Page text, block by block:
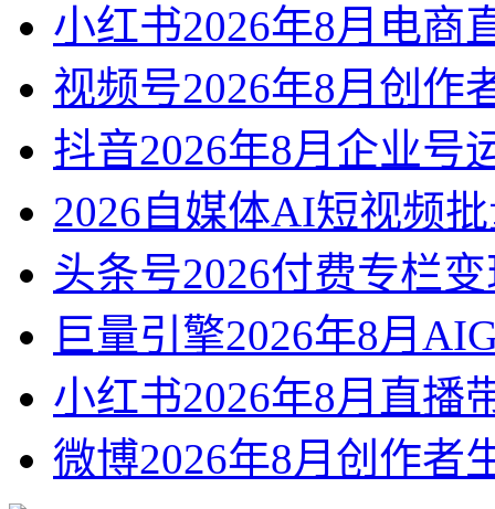
小红书2026年8月电商
视频号2026年8月创作
抖音2026年8月企业号
2026自媒体AI短视频
头条号2026付费专栏
巨量引擎2026年8月
小红书2026年8月直播
微博2026年8月创作者